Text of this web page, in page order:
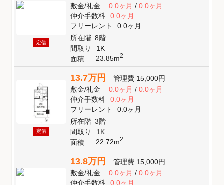
定借
敷金/礼金 0.0ヶ月/ 0.0ヶ月
仲介手数料
0.0ヶ月
フリーレント
0.0ヶ月
所在階 8階
間取り
1K
面積
23.85m2
定借
13.7万円 管理費 15,000円
敷金/礼金 0.0ヶ月/ 0.0ヶ月
仲介手数料
0.0ヶ月
フリーレント
0.0ヶ月
所在階 3階
間取り
1K
面積
22.72m2
13.8万円 管理費 15,000円
敷金/礼金 0.0ヶ月/ 0.0ヶ月
仲介手数料
0.0ヶ月